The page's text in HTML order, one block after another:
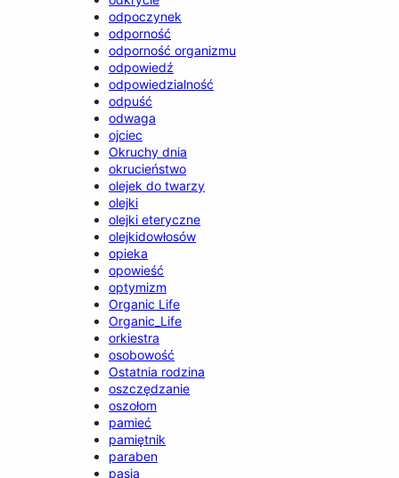
odpoczynek
odporność
odporność organizmu
odpowiedź
odpowiedzialność
odpuść
odwaga
ojciec
Okruchy dnia
okrucieństwo
olejek do twarzy
olejki
olejki eteryczne
olejkidowłosów
opieka
opowieść
optymizm
Organic Life
Organic_Life
orkiestra
osobowość
Ostatnia rodzina
oszczędzanie
oszołom
pamieć
pamiętnik
paraben
pasja